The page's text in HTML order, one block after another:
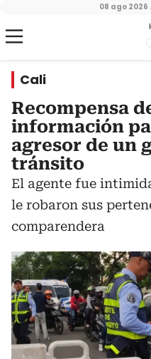
08 ago 2026
Cali
Recompensa
información
agresor de un
tránsito
El agente fue
le robaron sus
comparendera